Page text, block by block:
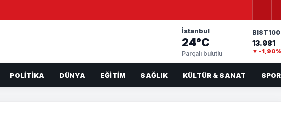
İstanbul
24°C
Parçalı bulutlu
BIST100
13.981
▼ -1,90%
POLITIKA DÜNYA EĞITIM SAĞLIK KÜLTÜR & SANAT SPOR